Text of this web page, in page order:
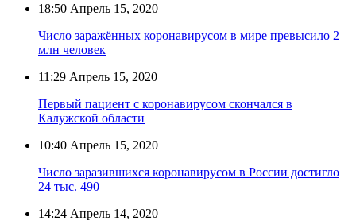
18:50 Апрель 15, 2020
Число заражённых коронавирусом в мире превысило 2
млн человек
11:29 Апрель 15, 2020
Первый пациент с коронавирусом скончался в
Калужской области
10:40 Апрель 15, 2020
Число заразившихся коронавирусом в России достигло
24 тыс. 490
14:24 Апрель 14, 2020